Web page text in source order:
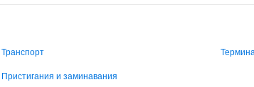
Транспорт
Пристигания и заминавания